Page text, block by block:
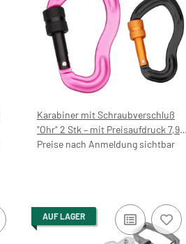
Karabiner mit Schraubverschluß
"Ohr" 2 Stk – mit Preisaufdruck 7,99
€
Preise nach Anmeldung sichtbar
AUF LAGER